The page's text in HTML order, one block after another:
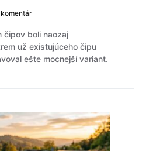
čipov boli naozaj
už existujúceho čipu
ešte mocnejší variant.